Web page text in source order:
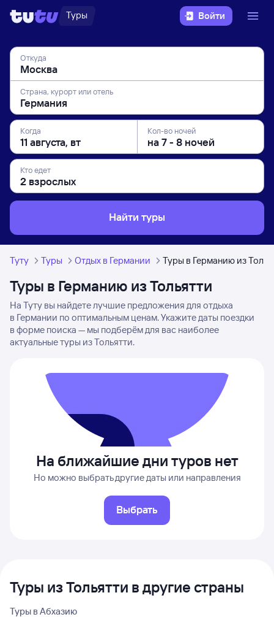
Туры Войти
Откуда
Страна, курорт или отель
Когда Кол-во ночей
Кто едет
Найти туры
Туту Туры Отдых в Германии Туры в Германию из
Туры в Германию из Тольятти
На Туту вы найдете лучшие предложения для отдыха
в Германии по оптимальным ценам. Укажите даты поездки
в форме поиска — мы подберём для вас наиболее
актуальные туры из Тольятти.
На ближайшие дни туров нет
Но можно выбрать другие даты или направления
Выбрать
Туры из Тольятти в другие страны
Туры в Абхазию